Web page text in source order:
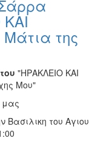
της
"ΗΡΑΚΛΕΙΟ ΚΑΙ
Μου"
μας
Βασιλικη του Αγιου